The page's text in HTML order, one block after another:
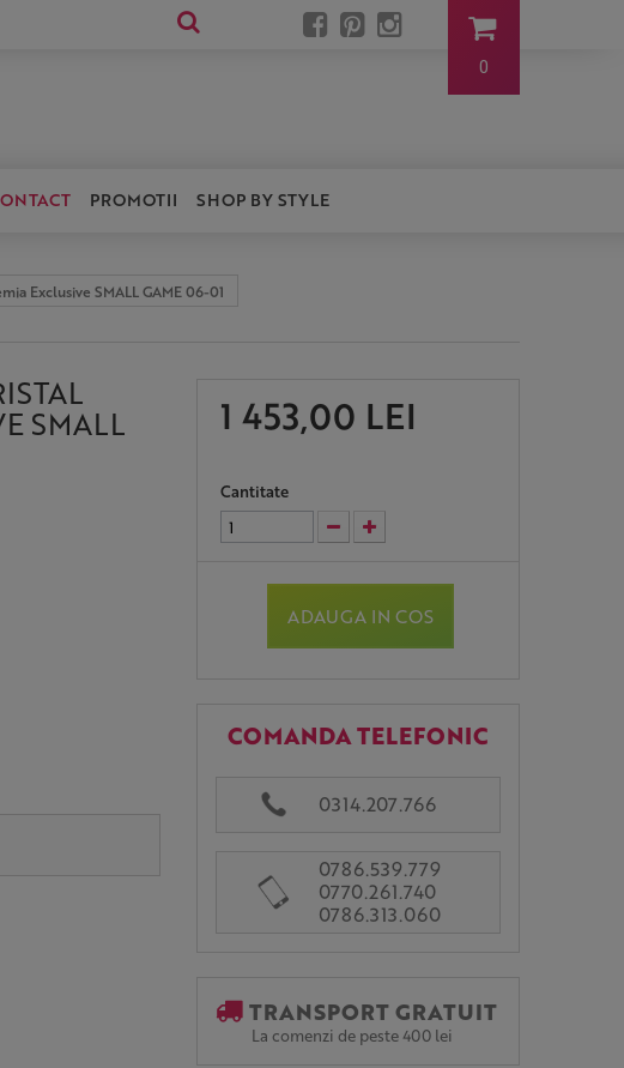
0
PROMOTII SHOP BY STYLE
Exclusive SMALL GAME 06-01
SMALL
1 453,00 LEI
Cantitate
ADAUGA IN COS
COMANDA TELEFONIC
0314.207.766
0786.539.779
0770.261.740
0786.313.060
TRANSPORT GRATUIT
La comenzi de peste 400 lei